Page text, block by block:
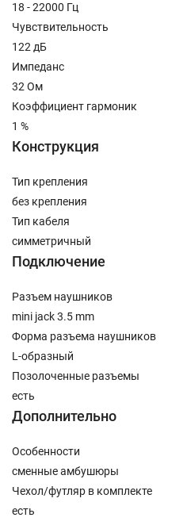
18 - 22000 Гц
Чувствительность
122 дБ
Импеданс
32 Ом
Коэффициент гармоник
1 %
Конструкция
Тип крепления
без крепления
Тип кабеля
симметричный
Подключение
Разъем наушников
mini jack 3.5 mm
Форма разъема наушников
L-образный
Позолоченные разъемы
есть
Дополнительно
Особенности
сменные амбушюры
Чехол/футляр в комплекте
есть